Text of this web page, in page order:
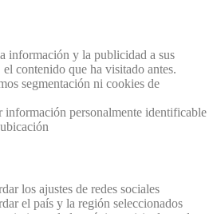
información y la publicidad a sus
el contenido que ha visitado antes.
segmentación ni cookies de
información personalmente identificable
los ajustes de redes sociales
el país y la región seleccionados